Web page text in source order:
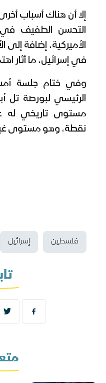
إلا أن هناك أسباب
التحسن الطفيف في
الأميركية، إضافة
في إسرائيل، ما أثار
وفي ختام جلسة
نقطة، وهو مستوى
فلسطين إسرائيل